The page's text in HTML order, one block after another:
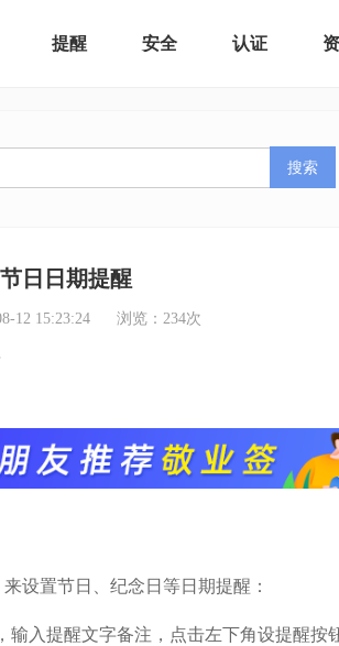
提醒 安全 认证
搜索
日日期提醒
12 15:23:24 浏览： 234次
设置节日、纪念日等日期提醒：
入提醒文字备注，点击左下角设提醒按